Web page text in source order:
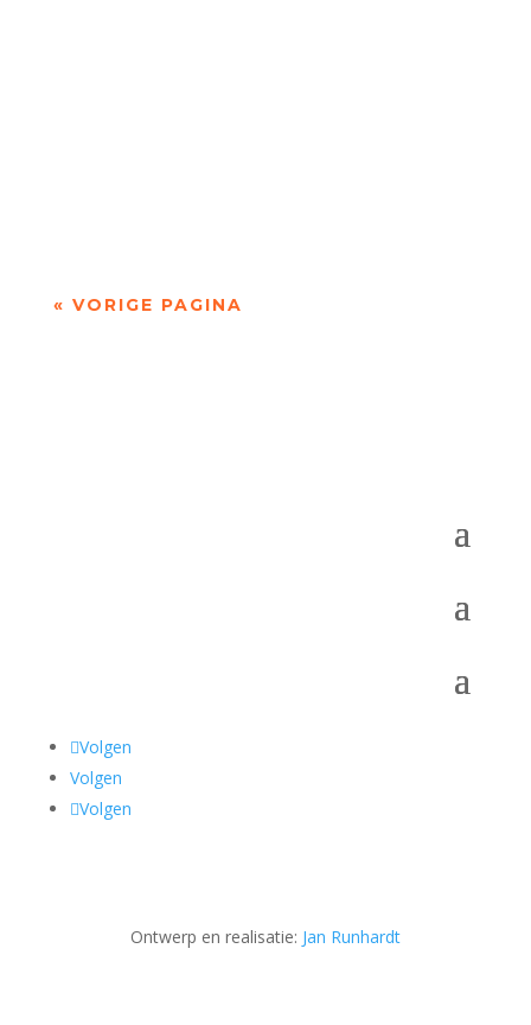
« VORIGE PAGINA
Volgen
Volgen
Volgen
Ontwerp en realisatie: Jan Runhardt